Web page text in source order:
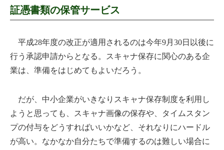
証憑書類の保管サービス
平成28年度の改正が適用されるのは今年9月30日以後に
行う承認申請からとなる。スキャナ保存に関心のある企
業は、準備をはじめてもよいだろう。
だが、中小企業がいきなりスキャナ保存制度を利用し
ようと思っても、スキャナ画像の保存や、タイムスタン
プの付与をどうすればいいかなど、それなりにハードル
が高い。なかなか自分たちで準備するのは難しい場合に